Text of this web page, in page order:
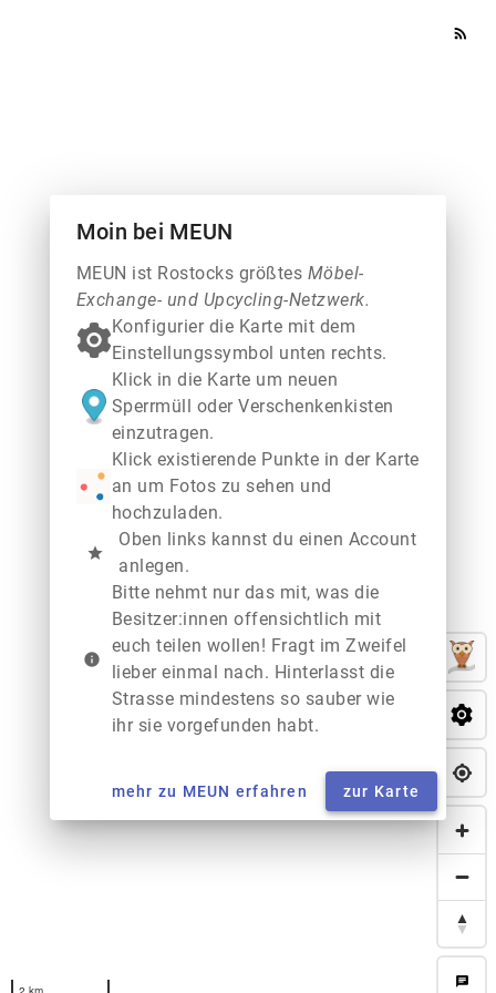
rss_feed
chat
Moin bei MEUN
MEUN ist Rostocks größtes Möbel-
Exchange- und Upcycling-Netzwerk.
Konfigurier die Karte mit dem
Einstellungssymbol unten rechts.
Klick in die Karte um neuen
Sperrmüll oder Verschenkenkisten
einzutragen.
Klick existierende Punkte in der Karte
an um Fotos zu sehen und
hochzuladen.
star
Oben links kannst du einen Account
anlegen.
info
Bitte nehmt nur das mit, was die
Besitzer:innen offensichtlich mit
euch teilen wollen! Fragt im Zweifel
lieber einmal nach. Hinterlasst die
Strasse mindestens so sauber wie
ihr sie vorgefunden habt.
mehr zu MEUN erfahren zur Karte